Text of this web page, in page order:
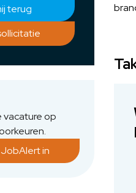
terug
vacature op
in